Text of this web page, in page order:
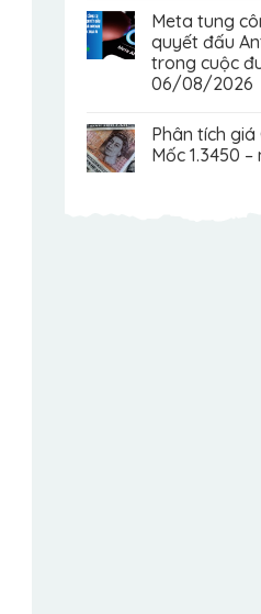
Meta tung
quyết đấu
trong cuộc
06/08/2026
Phân tích giá
Mốc 1.3450